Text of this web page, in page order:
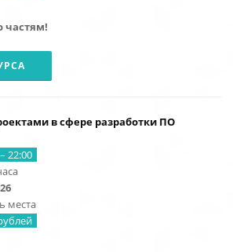
частям!
в сфере разработки ПО
22:00
места